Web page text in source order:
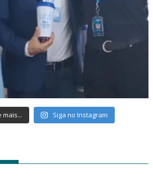
mais... Siga no Instagram